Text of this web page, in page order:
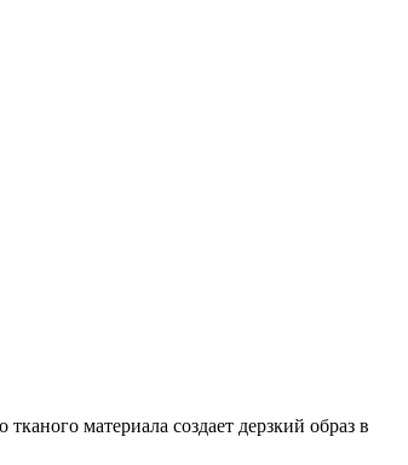
материала создает дерзкий образ в